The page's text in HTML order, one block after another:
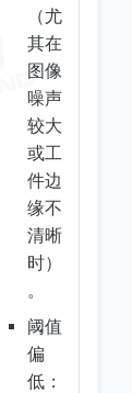
（尤
其在
图像
噪声
较大
或工
件边
缘不
清晰
时）
。
阈值
偏
低：